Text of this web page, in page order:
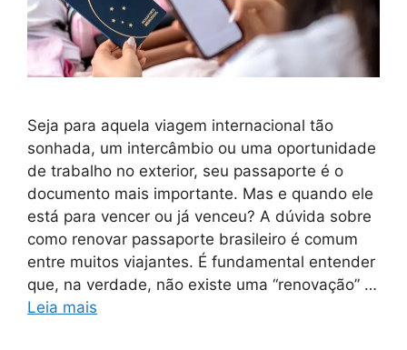
Seja para aquela viagem internacional tão
sonhada, um intercâmbio ou uma oportunidade
de trabalho no exterior, seu passaporte é o
documento mais importante. Mas e quando ele
está para vencer ou já venceu? A dúvida sobre
como renovar passaporte brasileiro é comum
entre muitos viajantes. É fundamental entender
que, na verdade, não existe uma “renovação” …
Leia mais